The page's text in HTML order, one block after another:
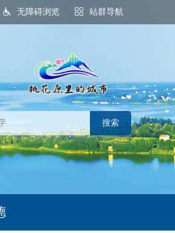
无障碍浏览 站群导航